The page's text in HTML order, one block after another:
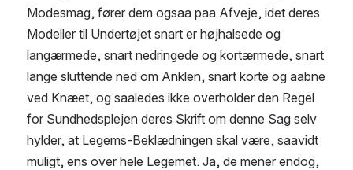
Modesmag, fører dem ogsaa paa Afveje, idet deres
Modeller til Undertøjet snart er højhalsede og
langærmede, snart nedringede og kortærmede, snart
lange sluttende ned om Anklen, snart korte og aabne
ved Knæet, og saaledes ikke overholder den Regel
for Sundhedsplejen deres Skrift om denne Sag selv
hylder, at Legems-Beklædningen skal være, saavidt
muligt, ens over hele Legemet. Ja, de mener endog,